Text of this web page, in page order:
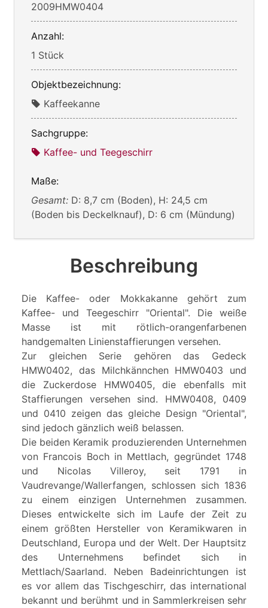
2009HMW0404
Anzahl:
1 Stück
Objektbezeichnung:
Kaffeekanne
Sachgruppe:
Kaffee- und Teegeschirr
Maße:
Gesamt: D: 8,7 cm (Boden), H: 24,5 cm
(Boden bis Deckelknauf), D: 6 cm (Mündung)
Beschreibung
Die Kaffee- oder Mokkakanne gehört zum
Kaffee- und Teegeschirr "Oriental". Die weiße
Masse ist mit rötlich-orangenfarbenen
handgemalten Linienstaffierungen versehen.
Zur gleichen Serie gehören das Gedeck
HMW0402, das Milchkännchen HMW0403 und
die Zuckerdose HMW0405, die ebenfalls mit
Staffierungen versehen sind. HMW0408, 0409
und 0410 zeigen das gleiche Design "Oriental",
sind jedoch gänzlich weiß belassen.
Die beiden Keramik produzierenden Unternehmen
von Francois Boch in Mettlach, gegründet 1748
und Nicolas Villeroy, seit 1791 in
Vaudrevange/Wallerfangen, schlossen sich 1836
zu einem einzigen Unternehmen zusammen.
Dieses entwickelte sich im Laufe der Zeit zu
einem größten Hersteller von Keramikwaren in
Deutschland, Europa und der Welt. Der Hauptsitz
des Unternehmens befindet sich in
Mettlach/Saarland. Neben Badeinrichtungen ist
es vor allem das Tischgeschirr, das international
bekannt und berühmt und in Sammlerkreisen sehr